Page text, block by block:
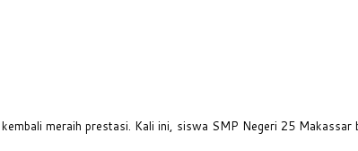
meraih prestasi. Kali ini, siswa SMP Negeri 25